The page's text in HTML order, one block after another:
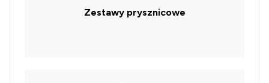
Zestawy prysznicowe